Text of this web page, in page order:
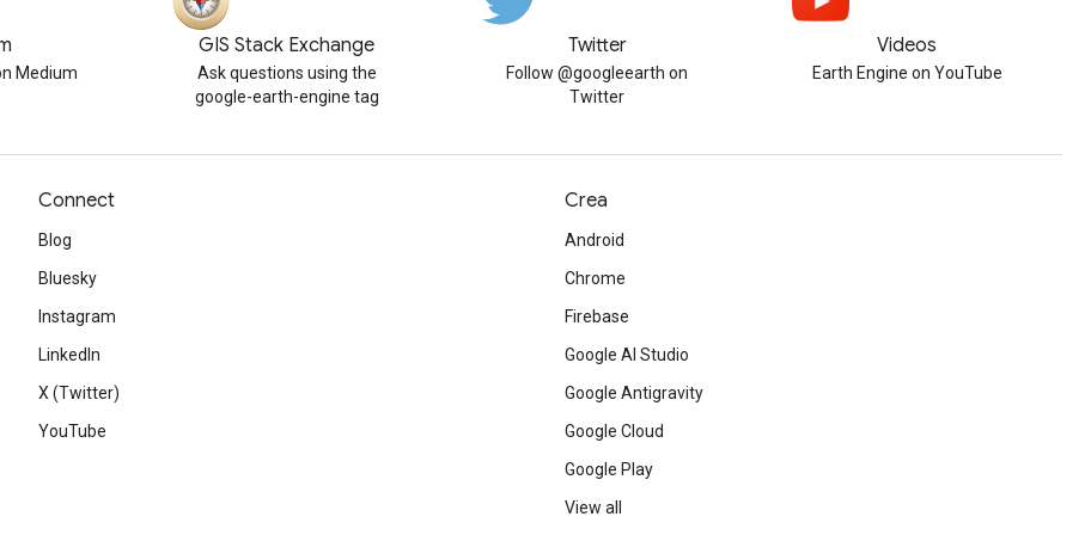
Medium
GIS Stack Exchange
Ask questions using the
google-earth-engine tag
Twitter
Follow @googleearth on
Twitter
Videos
Earth Engine on YouTube
Connect
Blog
Bluesky
Instagram
LinkedIn
X (Twitter)
YouTube
Crea
Android
Chrome
Firebase
Google AI Studio
Google Antigravity
Google Cloud
Google Play
View all